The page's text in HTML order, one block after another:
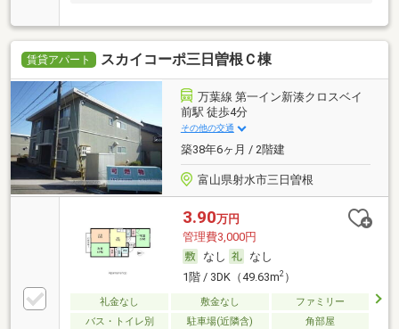
賃貸アパート スカイコーポ三日曽根Ｃ棟
万葉線 第一イン新湊クロスベイ
前駅 徒歩4分
その他の交通
築38年6ヶ月 / 2階建
富山県射水市三日曽根
3.90万円
管理費3,000円
なし
なし
1階 / 3DK（49.63m2）
礼金なし 敷金なし
ファミリー
バス・トイレ別
駐車場(近隣含) 角部屋